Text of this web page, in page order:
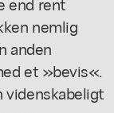
nemlig
anden
et »bevis«.
videnskabeligt